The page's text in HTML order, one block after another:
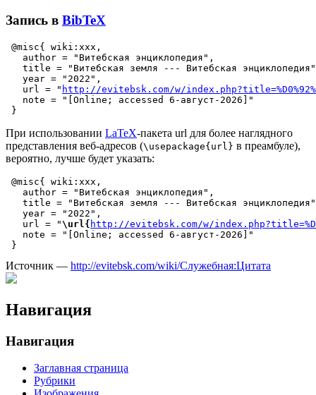
Запись в BibTeX
@misc{ wiki:xxx,
   author = "Витебская энциклопедия",
title = "Витебская земля --- Витебская
   year = "2022",
   url = "
http://evitebsk.com/w/
   note = "[Online; accessed 6-август-2026]"
При использовании LaTeX-пакета url для более наглядного
представления веб-адресов (\usepackage{url} в преамбуле),
вероятно, лучше будет указать:
@misc{ wiki:xxx,
   author = "Витебская энциклопедия",
title = "Витебская земля --- Витебская
   year = "2022",
   url = "
\url{ http://evitebsk.com/w/
   note = "[Online; accessed 6-август-2026]"
Источник — http://evitebsk.com/wiki/Служебная:Цитата
Навигация
Навигация
Заглавная страница
Рубрики